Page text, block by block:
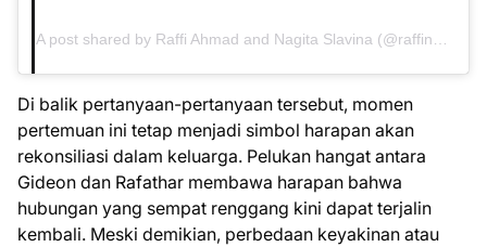
A post shared by Raffi Ahmad and Nagita Slavina (@raffinagita1717)
Di balik pertanyaan-pertanyaan tersebut, momen
pertemuan ini tetap menjadi simbol harapan akan
rekonsiliasi dalam keluarga. Pelukan hangat antara
Gideon dan Rafathar membawa harapan bahwa
hubungan yang sempat renggang kini dapat terjalin
kembali. Meski demikian, perbedaan keyakinan atau